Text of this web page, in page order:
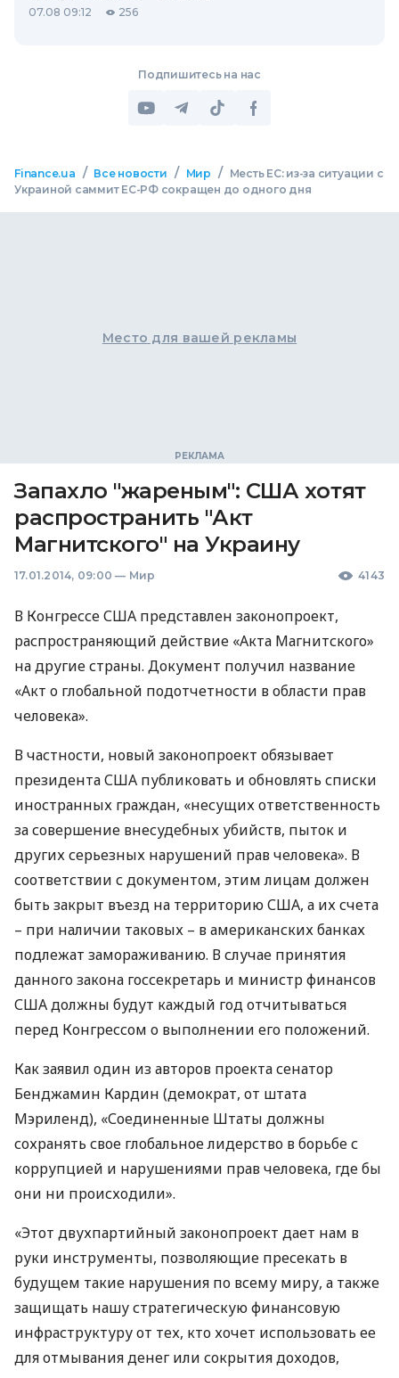
07.08 09:12 256
Подпишитесь на нас
Finance.ua / Все новости / Мир /
Месть ЕС: из-за ситуации с
Украиной саммит ЕС-РФ сокращен до одного дня
Место для вашей рекламы
Запахло "жареным": США хотят
распространить "Акт
Магнитского" на Украину
17.01.2014, 09:00 — Мир 4143
В КонгрессеСША представлен законопроект,
распространяющий действие «Акта Магнитского»
на другие страны. Документ получил название
«Акт о глобальной подотчетности в области прав
человека».
В частности, новый законопроект обязывает
президентаСША публиковать и обновлять списки
иностранных граждан, «несущих ответственность
за совершение внесудебных убийств, пыток и
других серьезных нарушений прав человека». В
соответствии с документом, этим лицам должен
быть закрыт въезд на территориюСША, а их счета
– при наличии таковых – в американских банках
подлежат замораживанию. В случае принятия
данного закона госсекретарь и министр финансов
СШАдолжны будут каждый год отчитываться
перед Конгрессом о выполнении его положений.
Как заявил один из авторов проекта сенатор
Бенджамин Кардин (демократ, от штата
Мэриленд), «Соединенные Штаты должны
сохранять свое глобальное лидерство в борьбе с
коррупцией и нарушениями прав человека, где бы
они ни происходили».
«Этот двухпартийный законопроект дает нам в
руки инструменты, позволяющие пресекать в
будущем такие нарушения по всему миру, а также
защищать нашу стратегическую финансовую
инфраструктуру от тех, кто хочет использовать ее
для отмывания денег или сокрытия доходов,